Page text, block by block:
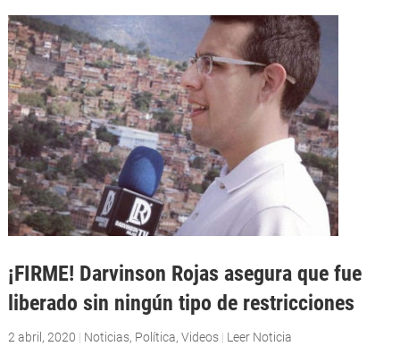
¡FIRME! Darvinson Rojas asegura que fue
liberado sin ningún tipo de restricciones
2 abril, 2020 | Noticias, Política, Videos | Leer Noticia